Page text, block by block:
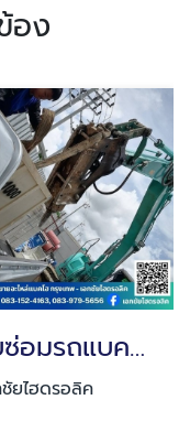
อง
รับซ่อมรถแบคโฮนอกสถานที่
ชัยไฮดรอลิค